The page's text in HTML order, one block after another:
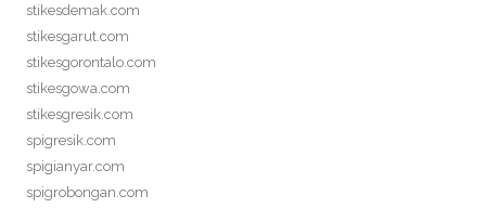
stikesdemak.com
stikesgarut.com
stikesgorontalo.com
stikesgowa.com
stikesgresik.com
spigresik.com
spigianyar.com
spigrobongan.com